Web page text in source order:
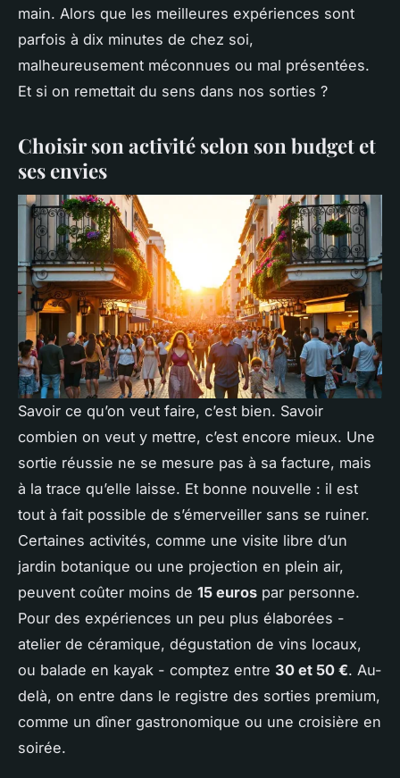
main. Alors que les meilleures expériences sont
parfois à dix minutes de chez soi,
malheureusement méconnues ou mal présentées.
Et si on remettait du sens dans nos sorties ?
Choisir son activité selon son budget et
ses envies
Savoir ce qu’on veut faire, c’est bien. Savoir
combien on veut y mettre, c’est encore mieux. Une
sortie réussie ne se mesure pas à sa facture, mais
à la trace qu’elle laisse. Et bonne nouvelle : il est
tout à fait possible de s’émerveiller sans se ruiner.
Certaines activités, comme une visite libre d’un
jardin botanique ou une projection en plein air,
peuvent coûter moins de 15 euros par personne.
Pour des expériences un peu plus élaborées -
atelier de céramique, dégustation de vins locaux,
ou balade en kayak - comptez entre 30 et 50 €. Au-
delà, on entre dans le registre des sorties premium,
comme un dîner gastronomique ou une croisière en
soirée.